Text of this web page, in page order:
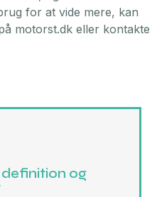
for at vide mere, kan
motorst.dk eller kontakte
og